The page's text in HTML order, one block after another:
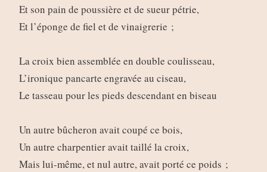
Et son pain de poussière et de sueur pétrie,
Et l’éponge de fiel et de vinaigrerie ;
La croix bien assemblée en double coulisseau,
L’ironique pancarte engravée au ciseau,
Le tasseau pour les pieds descendant en biseau
Un autre bûcheron avait coupé ce bois,
Un autre charpentier avait taillé la croix,
Mais lui-même, et nul autre, avait porté ce poids ;